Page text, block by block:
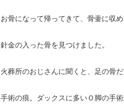
お骨になって帰ってきて、骨壷に収め
針金の入った骨を見つけました。
火葬所のおじさんに聞くと、足の骨だ
手術の痕。ダックスに多いＯ脚の手術